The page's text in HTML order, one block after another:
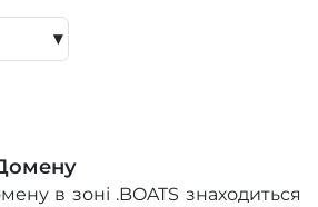
▾
в зоні .BOATS знаходиться